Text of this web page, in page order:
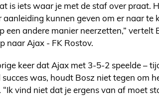
is iets waar je met de staf over praat.
aanleiding kunnen geven om er naar te
een andere manier neerzetten,” vertelt
naar Ajax - FK Rostov.
keer dat Ajax met 3-5-2 speelde –
succes was, houdt Bosz niet tegen om
“Ik vind niet dat je ergens van af moet